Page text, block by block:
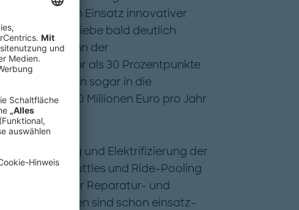
konsequenten Einsatz innovativer
Verkehrsbetriebe bald deutlich
der Stadt kann der
10 bis mehr als 30 Prozentpunkte
in Metropolen sogar in die
bis zu 390 Millionen Euro pro Jahr
und Elektrifizierung der
Robo-Shuttles und Ride-Pooling
etwa zur Reparatur- und
Technologien sind schon einsatz-